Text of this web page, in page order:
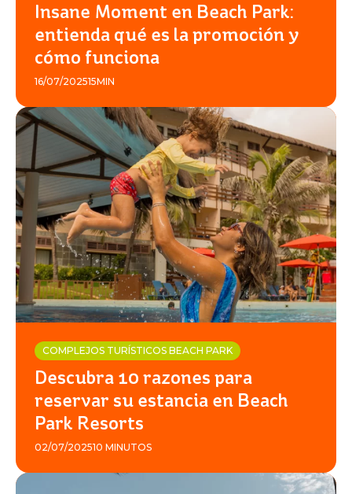
Insane Moment en Beach Park:
entienda qué es la promoción y
cómo funciona
16/07/202515MIN
COMPLEJOS TURÍSTICOS BEACH PARK
Descubra 10 razones para
reservar su estancia en Beach
Park Resorts
02/07/202510 MINUTOS